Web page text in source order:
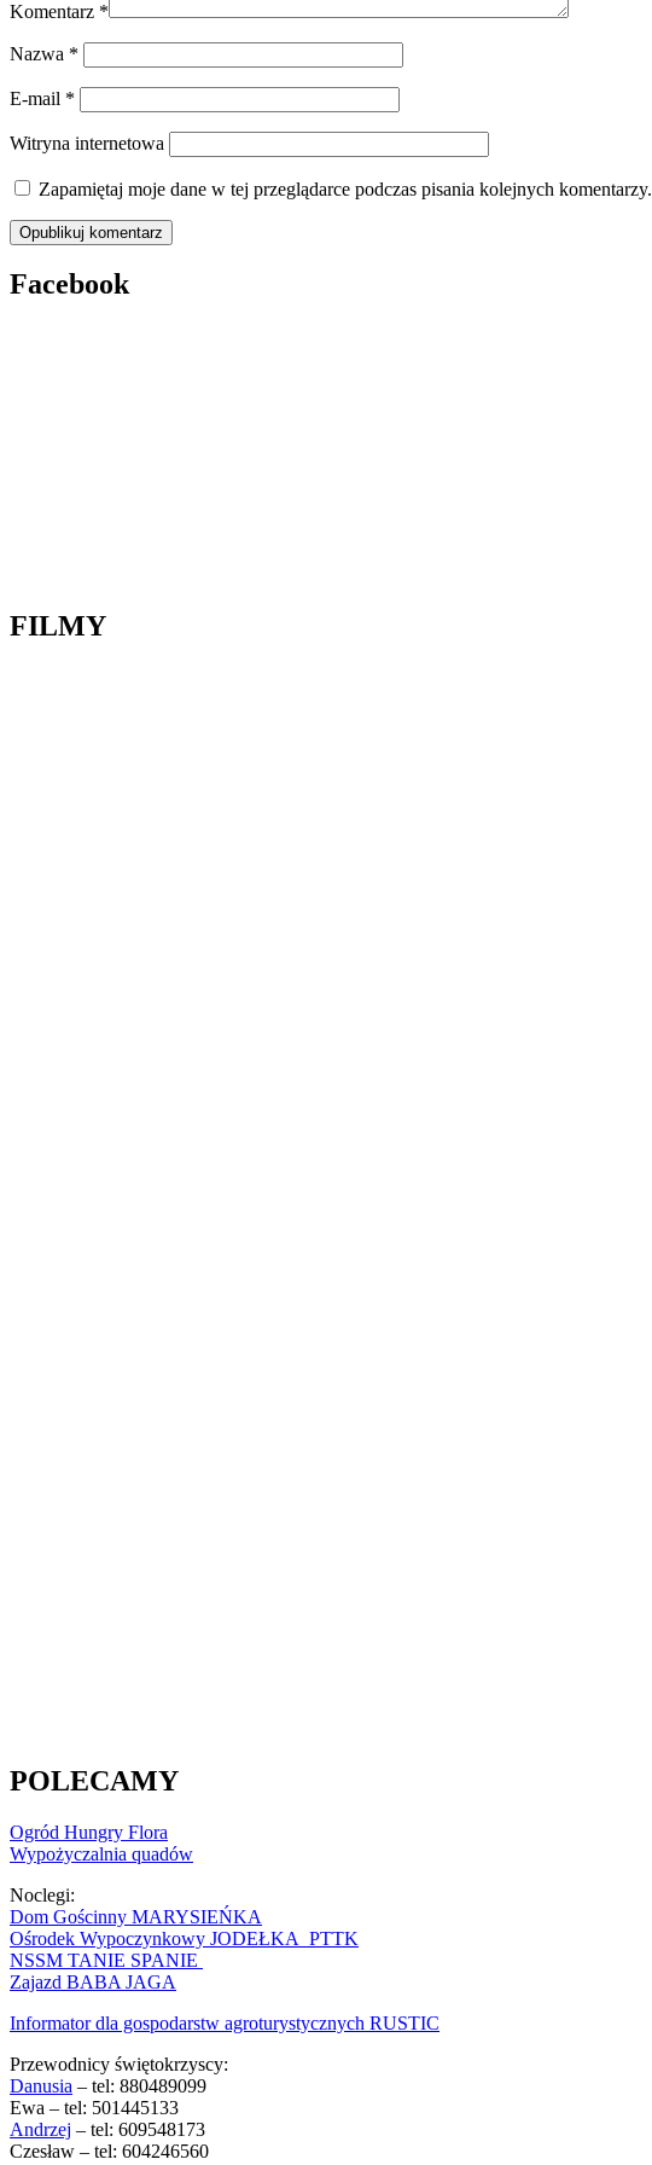
Komentarz *
Nazwa *
E-mail *
Witryna internetowa
Zapamiętaj moje dane w tej przeglądarce podczas pisania kolejnych komentarzy.
Facebook
FILMY
POLECAMY
Ogród Hungry Flora
Wypożyczalnia quadów
Noclegi:
Dom Gościnny MARYSIEŃKA
Ośrodek Wypoczynkowy JODEŁKA PTTK
NSSM TANIE SPANIE
Zajazd BABA JAGA
Informator dla gospodarstw agroturystycznych RUSTIC
Przewodnicy świętokrzyscy:
Danusia – tel: 880489099
Ewa – tel: 501445133
Andrzej – tel: 609548173
Czesław – tel: 604246560